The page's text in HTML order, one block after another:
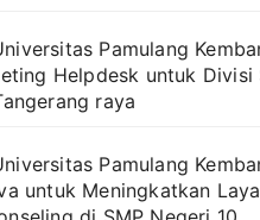
Pamulang
Helpdesk untuk Divisi
raya
Pamulang
untuk Meningkatkan